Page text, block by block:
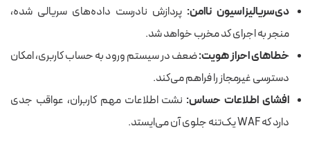
دی‌سریالیزاسیون ناامن: پردازش نادرست داده‌های سریالی شده،
منجر به اجرای کد مخرب خواهد شد.
خطاهای احراز هویت:ضعف در سیستم ورود به حساب کاربری، امکان
دسترسی غیرمجاز را فراهم می‌کند.
افشای اطلاعات حساس: نشت اطلاعات مهم کاربران، عواقب جدی
دارد که WAF یک‌تنه جلوی آن می‌ایستد.